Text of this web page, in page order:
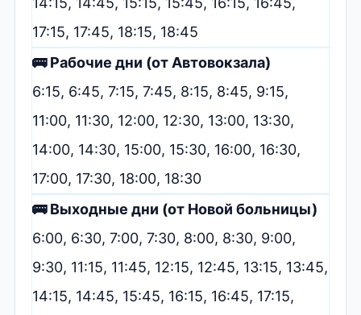
17:15, 17:45, 18:15, 18:45
🚌 Рабочие дни (от Автовокзала)
6:15, 6:45, 7:15, 7:45, 8:15, 8:45, 9:15,
11:00, 11:30, 12:00, 12:30, 13:00, 13:30,
14:00, 14:30, 15:00, 15:30, 16:00, 16:30,
17:00, 17:30, 18:00, 18:30
🚌 Выходные дни (от Новой больницы)
6:00, 6:30, 7:00, 7:30, 8:00, 8:30, 9:00,
9:30, 11:15, 11:45, 12:15, 12:45, 13:15, 13:45,
14:15, 14:45, 15:45, 16:15, 16:45, 17:15,